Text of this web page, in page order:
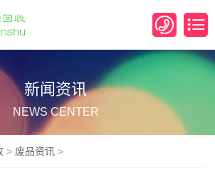
新闻资讯
NEWS CENTER
> 废品资讯 >